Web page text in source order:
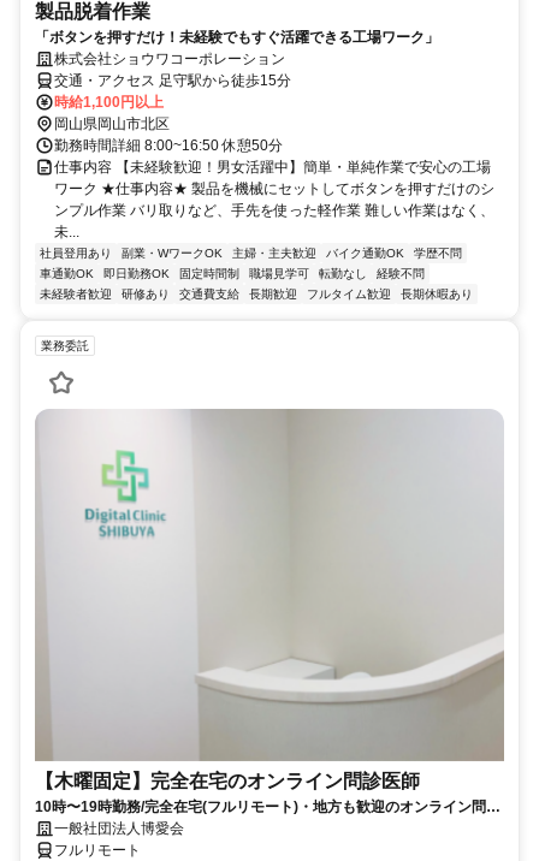
製品脱着作業
「ボタンを押すだけ！未経験でもすぐ活躍できる工場ワーク」
株式会社ショウワコーポレーション
交通・アクセス 足守駅から徒歩15分
時給1,100円以上
岡山県岡山市北区
勤務時間詳細 8:00~16:50 休憩50分
仕事内容 【未経験歓迎！男女活躍中】簡単・単純作業で安心の工場
ワーク ★仕事内容★ 製品を機械にセットしてボタンを押すだけのシ
ンプル作業 バリ取りなど、手先を使った軽作業 難しい作業はなく、
未...
社員登用あり 副業・WワークOK 主婦・主夫歓迎 バイク通勤OK
学歴不問
車通勤OK
即日勤務OK 固定時間制 職場見学可 転勤なし
経験不問
未経験者歓迎
研修あり 交通費支給 長期歓迎 フルタイム歓迎 長期休暇あり
業務委託
【木曜固定】完全在宅のオンライン問診医師
10時〜19時勤務/完全在宅(フルリモート)・地方も歓迎のオンライン問診
業務一般社団法人博愛会
フルリモート